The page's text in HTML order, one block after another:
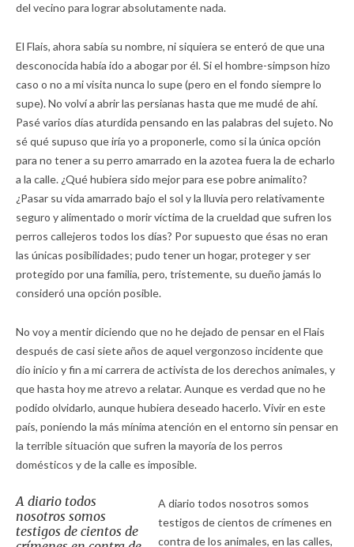
del vecino para lograr absolutamente nada.
El Flais, ahora sabía su nombre, ni siquiera se enteró de que una
desconocida había ido a abogar por él. Si el hombre-simpson hizo
caso o no a mi visita nunca lo supe (pero en el fondo siempre lo
supe). No volví a abrir las persianas hasta que me mudé de ahí.
Pasé varios días aturdida pensando en las palabras del sujeto. No
sé qué supuso que iría yo a proponerle, como si la única opción
para no tener a su perro amarrado en la azotea fuera la de echarlo
a la calle. ¿Qué hubiera sido mejor para ese pobre animalito?
¿Pasar su vida amarrado bajo el sol y la lluvia pero relativamente
seguro y alimentado o morir víctima de la crueldad que sufren los
perros callejeros todos los días? Por supuesto que ésas no eran
las únicas posibilidades; pudo tener un hogar, proteger y ser
protegido por una familia, pero, tristemente, su dueño jamás lo
consideró una opción posible.
No voy a mentir diciendo que no he dejado de pensar en el Flais
después de casi siete años de aquel vergonzoso incidente que
dio inicio y fin a mi carrera de activista de los derechos animales, y
que hasta hoy me atrevo a relatar. Aunque es verdad que no he
podido olvidarlo, aunque hubiera deseado hacerlo. Vivir en este
país, poniendo la más mínima atención en el entorno sin pensar en
la terrible situación que sufren la mayoría de los perros
domésticos y de la calle es imposible.
A diario todos
nosotros somos
testigos de cientos de
A diario todos nosotros somos
testigos de cientos de crímenes en
contra de los animales, en las calles,